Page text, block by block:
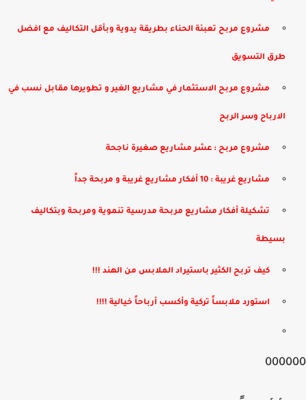
مشروع مربح تعبئة الحناء بطريقة يدوية وبأقل التكاليف مع افضل
طرق التسويق
مشروع مربح الاستثمار في مشاريع الغير و تطويرها مقابل نسب في
الارباح وسر الربح
مشروع مربح : عشر مشاريع صغيرة ناجحة
مشاريع غريبة : 10 أفكار مشاريع غريبة و مربحة جداً
تشكيلة أفكار مشاريع مربحة مدرسية تنموية ومربحة وبتكاليف
بسيطة
كيف تربح الكثير باستيراد الملابس من الهند !!!
استورد ملابساً تركية وأكسب أرباحاً خيالية !!!!
000000